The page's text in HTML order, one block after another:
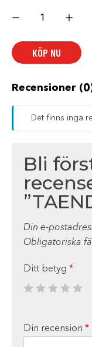
mängd
KÖP NU
Recensioner
Det finns inga
Bli
Din e-
Obligatoriska
Ditt betyg *
Din recension *